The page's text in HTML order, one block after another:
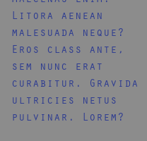
Litora aenean
malesuada neque?
Eros class ante,
sem nunc erat
curabitur. Gravida
ultricies netus
pulvinar. Lorem?